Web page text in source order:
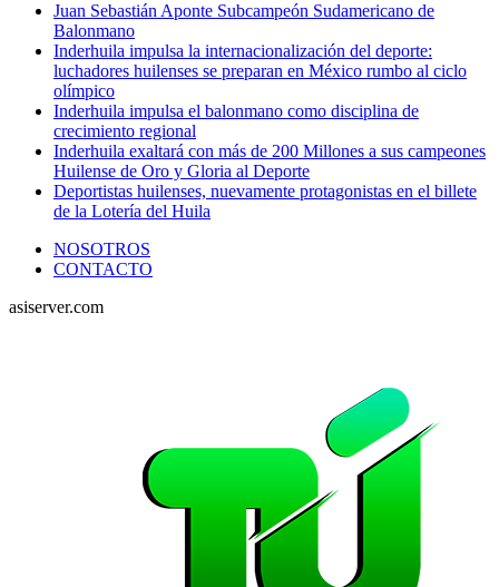
Juan Sebastián Aponte Subcampeón Sudamericano de
Balonmano
Inderhuila impulsa la internacionalización del deporte:
luchadores huilenses se preparan en México rumbo al ciclo
olímpico
Inderhuila impulsa el balonmano como disciplina de
crecimiento regional
Inderhuila exaltará con más de 200 Millones a sus campeones
Huilense de Oro y Gloria al Deporte
Deportistas huilenses, nuevamente protagonistas en el billete
de la Lotería del Huila
NOSOTROS
CONTACTO
asiserver.com